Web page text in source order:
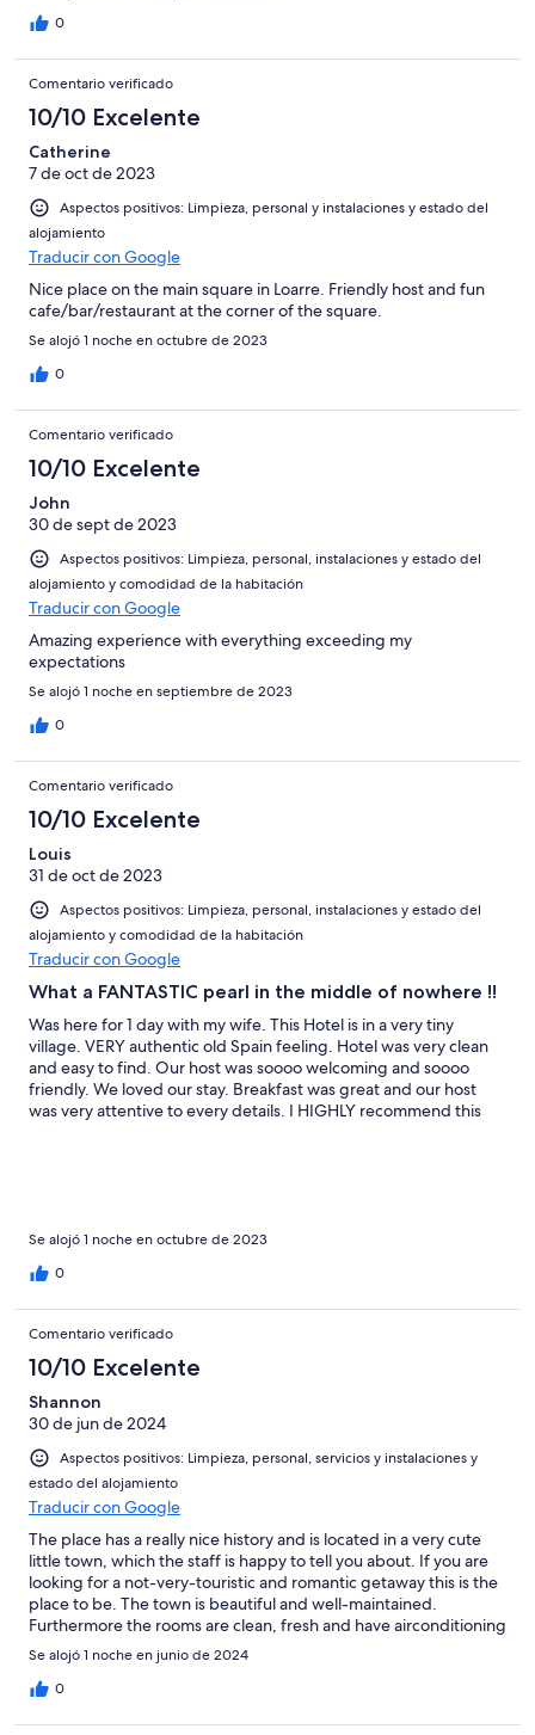
0
Comentario verificado
10/10 Excelente
Catherine
7 de oct de 2023
Aspectos positivos: Limpieza, personal y instalaciones y estado del
alojamiento
Traducir con Google
Nice place on the main square in Loarre. Friendly host and fun
cafe/bar/restaurant at the corner of the square.
Se alojó 1 noche en octubre de 2023
0
Comentario verificado
10/10 Excelente
John
30 de sept de 2023
Aspectos positivos: Limpieza, personal, instalaciones y estado del
alojamiento y comodidad de la habitación
Traducir con Google
Amazing experience with everything exceeding my
expectations
Se alojó 1 noche en septiembre de 2023
0
Comentario verificado
10/10 Excelente
Louis
31 de oct de 2023
Aspectos positivos: Limpieza, personal, instalaciones y estado del
alojamiento y comodidad de la habitación
Traducir con Google
What a FANTASTIC pearl in the middle of nowhere !!
Was here for 1 day with my wife. This Hotel is in a very tiny
village. VERY authentic old Spain feeling. Hotel was very clean
and easy to find. Our host was soooo welcoming and soooo
friendly. We loved our stay. Breakfast was great and our host
was very attentive to every details. I HIGHLY recommend this
Se alojó 1 noche en octubre de 2023
0
Comentario verificado
10/10 Excelente
Shannon
30 de jun de 2024
Aspectos positivos: Limpieza, personal, servicios y instalaciones y
estado del alojamiento
Traducir con Google
The place has a really nice history and is located in a very cute
little town, which the staff is happy to tell you about. If you are
looking for a not-very-touristic and romantic getaway this is the
place to be. The town is beautiful and well-maintained.
Furthermore the rooms are clean, fresh and have airconditioning
and insect screens, which are a pre. The breakfast was nice,
eventhough it was limmited. You can tell it was made freshly.
Se alojó 1 noche en junio de 2024
0